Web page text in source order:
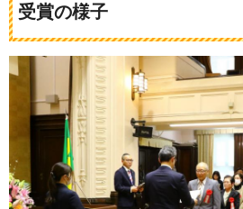
受賞の様子